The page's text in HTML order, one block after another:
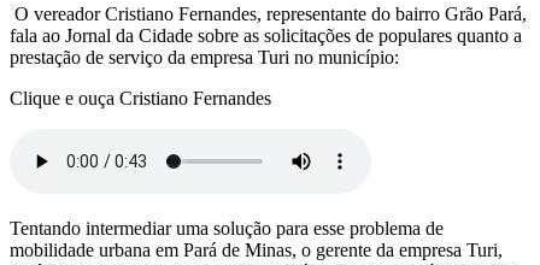
O vereador Cristiano Fernandes, representante do bairro Grão Pará,
fala ao Jornal da Cidade sobre as solicitações de populares quanto a
prestação de serviço da empresa Turi no município:
Clique e ouça Cristiano Fernandes
Tentando intermediar uma solução para esse problema de
mobilidade urbana em Pará de Minas, o gerente da empresa Turi,